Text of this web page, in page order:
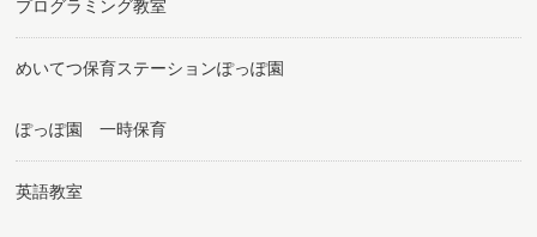
プログラミング教室
めいてつ保育ステーションぽっぽ園
ぽっぽ園 一時保育
英語教室